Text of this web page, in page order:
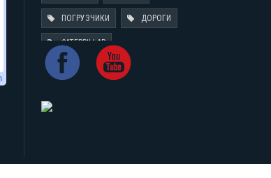
ПОГРУЗЧИКИ ДОРОГИ
CATERPILLAR